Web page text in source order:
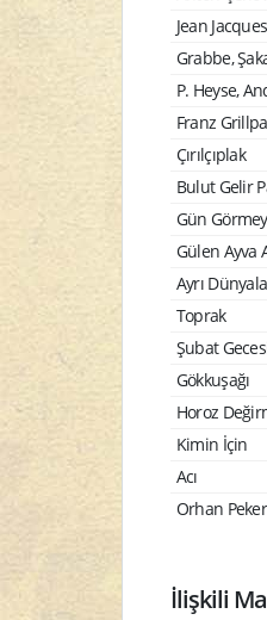
Jean
Grabbe,
P. Heyse,
Franz
Çırılçıplak
Bulut Gelir
Gün
Gülen Ayva
Ayrı
Toprak
Şubat
Gökkuşağı
Horoz
Kimin İçin
Acı
Orhan
İlişkili